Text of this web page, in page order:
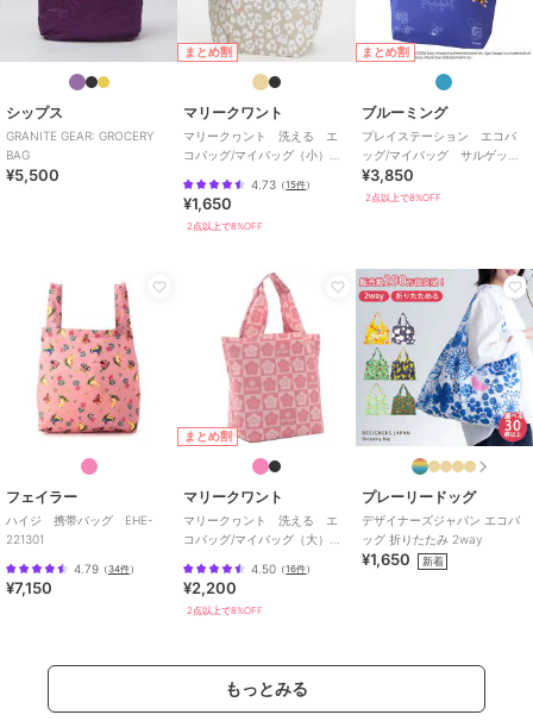
シップス
GRANITE GEAR: GROCERY
BAG
¥5,500
まとめ割
マリークワント
マリークヮント 洗える エ
コバッグ/マイバッグ（小）レ
4.73 （15件）
¥1,650
2点以上で8%OFF
まとめ割
ブルーミング
プレイステーション エコバ
ッグ/マイバッグ サルゲッチ
ュ 【PlayStation】
¥3,850
2点以上で8%OFF
フェイラー
ハイジ 携帯バッグ EHE-
221301
4.79 （34件）
¥7,150
まとめ割
マリークワント
マリークヮント 洗える エ
コバッグ/マイバッグ（大）
4.50 （16件）
¥2,200
2点以上で8%OFF
プレーリードッグ
デザイナーズジャパン エコバ
ッグ 折りたたみ 2way
¥1,650 新着
もっとみる